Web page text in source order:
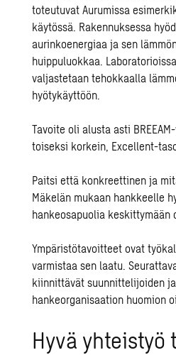
toteutuvat Aurumissa
käytössä. Rakennuksessa
aurinkoenergiaa ja sen
huippuluokkaa.
valjastetaan tehokkaalla
hyötykäyttöön.
Tavoite oli alusta asti
toiseksi korkein, Excellent-
Paitsi että konkreettinen ja
Mäkelän mukaan hankkeelle
hankeosapuolia keskittymään
Ympäristötavoitteet ovat
varmistaa sen laatu.
kiinnittävät suunnittelijoiden
hankeorganisaation huomion
Hyvä yhteistyö